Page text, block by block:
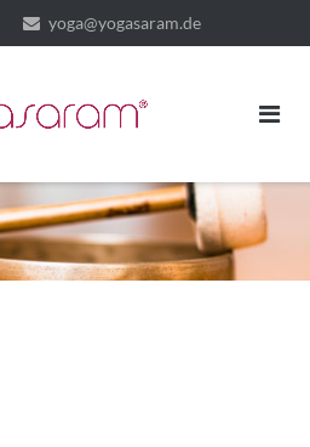
yoga@yogasaram.de